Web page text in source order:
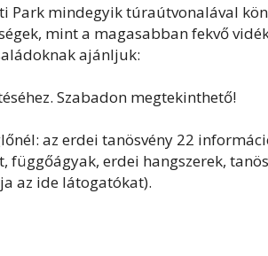
Park mindegyik túraútvonalával
mint a magasabban fekvő
ajánljuk:
Szabadon megtekinthető!
az erdei tanösvény 22
erdei hangszerek,
az ide látogatókat).